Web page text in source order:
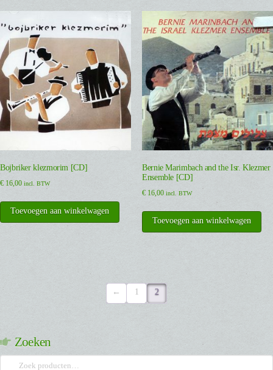
Bojbriker klezmorim [CD]
€ 16,00 incl. BTW
Toevoegen aan winkelwagen
Bernie Marimbach and the Isr. Klezmer
Ensemble [CD]
€16,00 incl. BTW
Toevoegen aan winkelwagen
← 1 2
Zoeken
Zoeken